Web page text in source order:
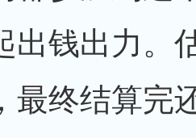
出钱出力。
最终结算完